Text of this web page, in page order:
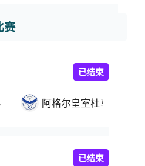
赛
阿格尔皇室杜马
已结束
已结束